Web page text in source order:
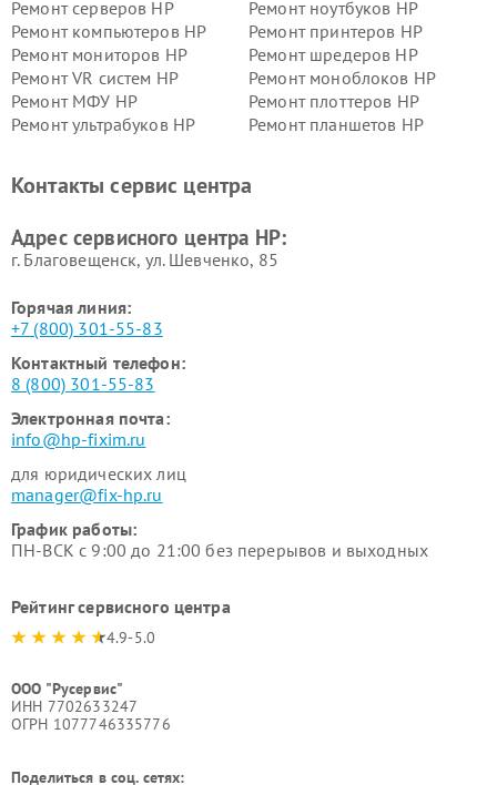
Ремонт серверов HP
Ремонт ноутбуков HP
Ремонт компьютеров HP
Ремонт принтеров HP
Ремонт мониторов HP
Ремонт шредеров HP
Ремонт VR систем HP
Ремонт моноблоков HP
Ремонт МФУ HP
Ремонт плоттеров HP
Ремонт ультрабуков HP
Ремонт планшетов HP
Контакты сервис центра
Адрес сервисного центра HP:
г. Благовещенск, ул. Шевченко, 85
Горячая линия:
+7 (800) 301-55-83
Контактный телефон:
8 (800) 301-55-83
Электронная почта:
info@hp-fixim.ru
для юридических лиц
manager@fix-hp.ru
График работы:
ПН-ВСК с 9:00 до 21:00 без перерывов и выходных
Рейтинг сервисного центра
4.9-5.0
ООО "Русервис"
ИНН 7702633247
ОГРН 1077746335776
Поделиться в соц. сетях: